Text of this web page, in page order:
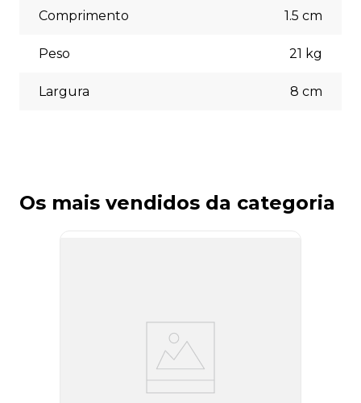
Comprimento 1.5 cm
Peso 21 kg
Largura 8 cm
Os mais vendidos da categoria